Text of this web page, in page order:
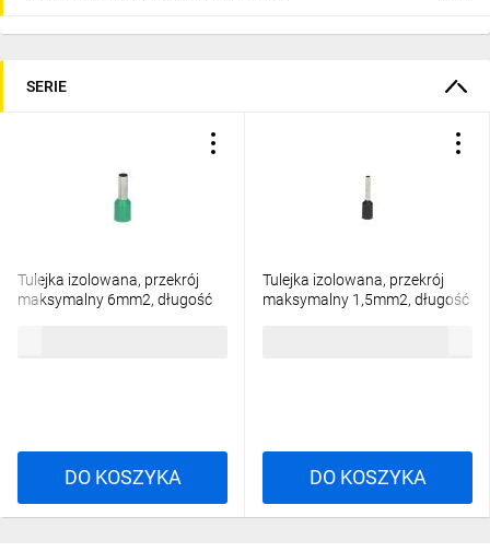
SERIE
Tulejka izolowana, przekrój
maksymalny 6mm2, długość
DO KOSZYKA
Tulejka izolowana, przekrój
maksymalny 1,5mm2, długość
DO KOSZYKA